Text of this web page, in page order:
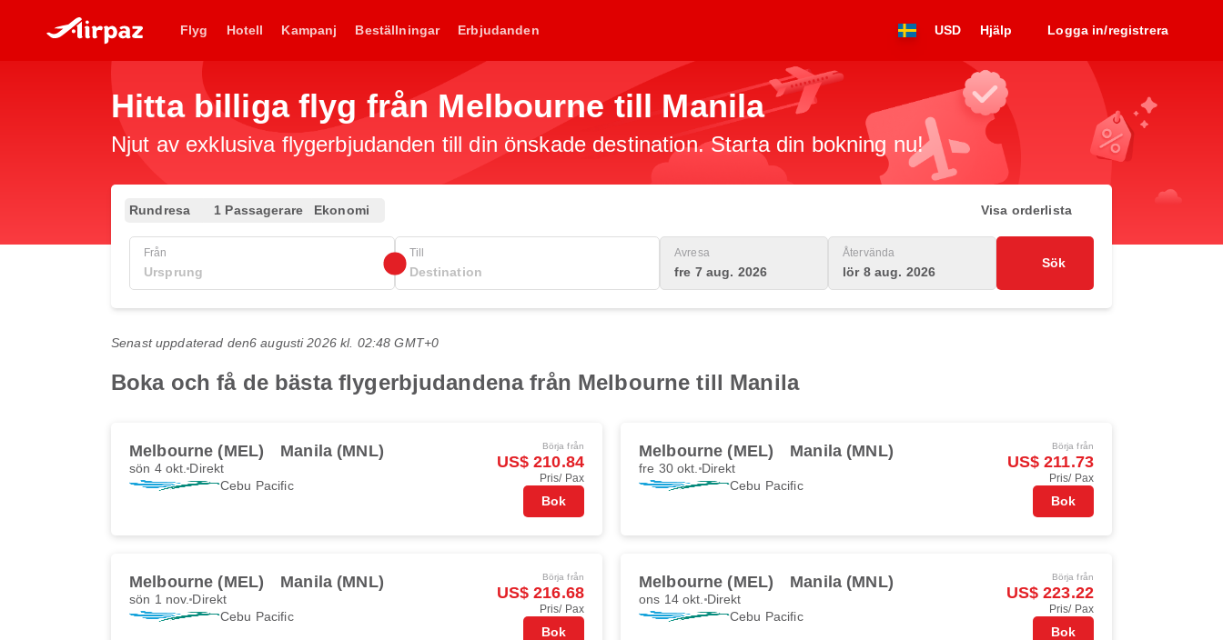
Flyg Hotell Kampanj Beställningar Erbjudanden USD Hjälp Logga in/registrera
Hitta billiga flyg från Melbourne till Manila
Njut av exklusiva flygerbjudanden till din önskade destination. Starta din bokning nu!
Rundresa 1 Passagerare Ekonomi Visa orderlista
Från Till Avresa
fre 7 aug. 2026
Återvända
lör 8 aug. 2026
Sök
Senast uppdaterad den6 augusti 2026 kl. 02:48 GMT+0
Boka och få de bästa flygerbjudandena från Melbourne till Manila
Melbourne (MEL) Manila (MNL)
sön 4 okt. Direkt
Cebu Pacific
Börja från
US$ 210.84
Pris/ Pax
Bok
Melbourne (MEL) Manila (MNL)
fre 30 okt. Direkt
Cebu Pacific
Börja från
US$ 211.73
Pris/ Pax
Bok
Melbourne (MEL) Manila (MNL)
sön 1 nov. Direkt
Cebu Pacific
Börja från
US$ 216.68
Pris/ Pax
Bok
Melbourne (MEL) Manila (MNL)
ons 14 okt. Direkt
Cebu Pacific
Börja från
US$ 223.22
Pris/ Pax
Bok